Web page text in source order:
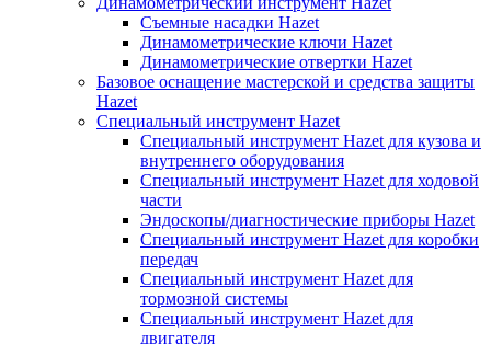
Съемные насадки Hazet
Динамометрические ключи Hazet
Динамометрические отвертки Hazet
Базовое оснащение мастерской и средства защиты
Hazet
Специальный инструмент Hazet
Специальный инструмент Hazet для кузова и
внутреннего оборудования
Специальный инструмент Hazet для ходовой
части
Эндоскопы/диагностические приборы Hazet
Специальный инструмент Hazet для коробки
передач
Специальный инструмент Hazet для
тормозной системы
Специальный инструмент Hazet для
двигателя